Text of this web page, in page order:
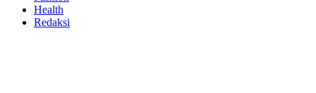
Health
Redaksi